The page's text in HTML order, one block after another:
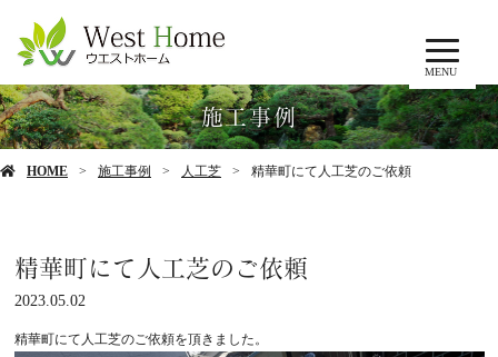
MENU
施工事例
HOME 施工事例 人工芝 精華町にて人工芝のご依頼
精華町にて人工芝のご依頼
2023.05.02
精華町にて人工芝のご依頼を頂きました。